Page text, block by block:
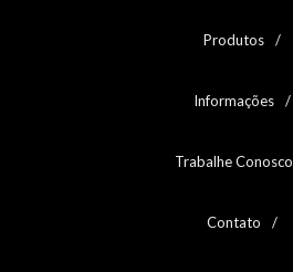
Produtos
Informações
Trabalhe Conosco
Contato